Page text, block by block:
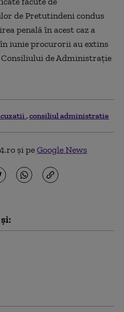
de Pretutindeni condus
penală în acest caz a
iunie procurorii au extins
de Administraţie
consiliul administratie
și peGoogle News